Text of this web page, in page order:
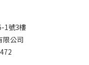
1號3樓
限公司